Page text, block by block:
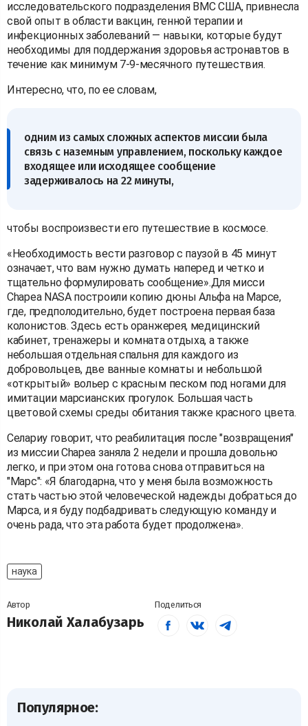
исследовательского подразделения ВМС США, привнесла
свой опыт в области вакцин, генной терапии и
инфекционных заболеваний — навыки, которые будут
необходимы для поддержания здоровья астронавтов в
течение как минимум 7-9-месячного путешествия.
Интересно, что, по ее словам,
одним из самых сложных аспектов миссии была
связь с наземным управлением, поскольку каждое
входящее или исходящее сообщение
задерживалось на 22 минуты,
чтобы воспроизвести его путешествие в космосе.
«Необходимость вести разговор с паузой в 45 минут
означает, что вам нужно думать наперед и четко и
тщательно формулировать сообщение».Для мисси
Chapea NASA построили копию дюны Альфа на Марсе,
где, предполодительно, будет построена первая база
колонистов. Здесь есть оранжерея, медицинский
кабинет, тренажеры и комната отдыха, а также
небольшая отдельная спальня для каждого из
добровольцев, две ванные комнаты и небольшой
«открытый» вольер с красным песком под ногами для
имитации марсианских прогулок. Большая часть
цветовой схемы среды обитания также красного цвета.
Селариу говорит, что реабилитация после "возвращения"
из миссии Chapea заняла 2 недели и прошла довольно
легко, и при этом она готова снова отправиться на
"Марс": «Я благодарна, что у меня была возможность
стать частью этой человеческой надежды добраться до
Марса, и я буду подбадривать следующую команду и
очень рада, что эта работа будет продолжена».
наука
Автор
Николай Халабузарь
Поделиться
Популярное: